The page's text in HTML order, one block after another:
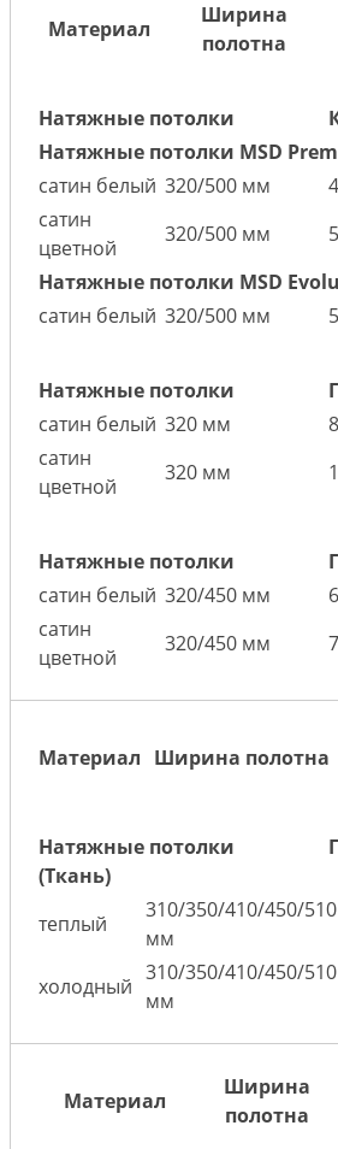
Материал
Ширина
полотна
Натяжные потолки
Натяжные потолки MSD
сатин белый 320/500 мм
сатин
цветной
320/500 мм
Натяжные потолки MSD
сатин белый 320/500 мм
Натяжные потолки
сатин белый 320 мм
сатин
цветной
320 мм
Натяжные потолки
сатин белый 320/450 мм
сатин
цветной
320/450 мм
Материал Ширина полотна
Натяжные потолки
(Ткань)
теплый
310/350/410/450/510
мм
холодный
310/350/410/450/510
мм
Материал
Ширина
полотна